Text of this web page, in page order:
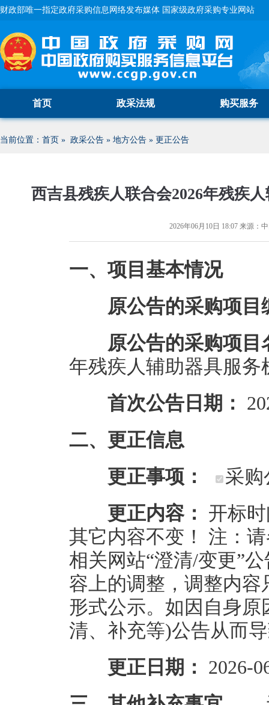
财政部唯一指定政府采购信息网络发布媒体 国家级政府采购专业网站
首页 政采法规 购买服务
当前位置： 首页 » 政采公告 » 地方公告 » 更正公告
西吉县残疾人联合会2026年残疾
2026年06月10日 18:07 来源：
一、项目基本情况
原公告的采购项目
原公告的采购项目
年残疾人辅助器具服务
首次公告日期：
二、更正信息
更正事项：
采购
更正内容：
开标
其它内容不变！ 注：
相关网站“澄清/变更”
容上的调整，调整内容
形式公示。如因自身
清、补充等)公告从而
更正日期：
2026-